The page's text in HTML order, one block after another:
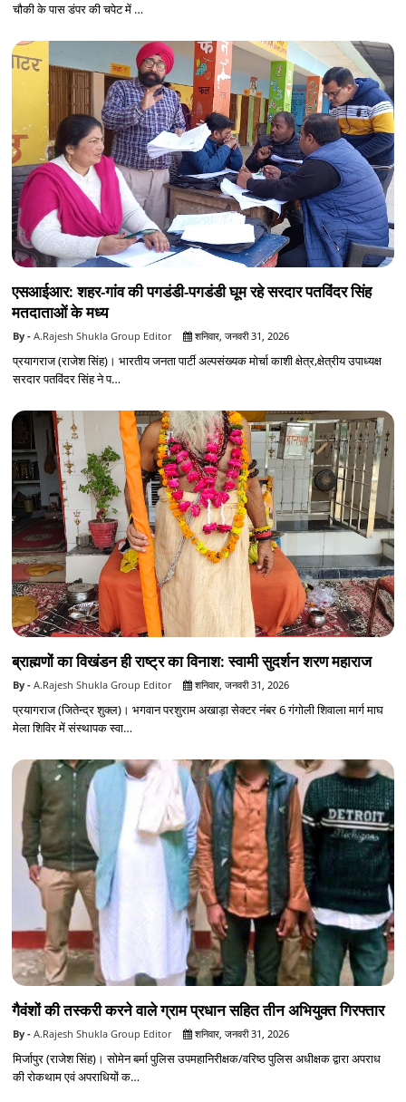
चौकी के पास डंपर की चपेट में …
एसआईआर: शहर-गांव की पगडंडी-पगडंडी घूम रहे सरदार पतविंदर सिंह
मतदाताओं के मध्य
A.Rajesh Shukla Group Editor शनिवार, जनवरी 31, 2026
प्रयागराज (राजेश सिंह)। भारतीय जनता पार्टी अल्पसंख्यक मोर्चा काशी क्षेत्र,क्षेत्रीय उपाध्यक्ष
सरदार पतविंदर सिंह ने प…
ब्राह्मणों का विखंडन ही राष्ट्र का विनाश: स्वामी सुदर्शन शरण महाराज
A.Rajesh Shukla Group Editor शनिवार, जनवरी 31, 2026
प्रयागराज (जितेन्द्र शुक्ल)। भगवान परशुराम अखाड़ा सेक्टर नंबर 6 गंगोली शिवाला मार्ग माघ
मेला शिविर में संस्थापक स्वा…
गैवंशों की तस्करी करने वाले ग्राम प्रधान सहित तीन अभियुक्त गिरफ्तार
A.Rajesh Shukla Group Editor शनिवार, जनवरी 31, 2026
मिर्जापुर (राजेश सिंह)। सोमेन बर्मा पुलिस उपमहानिरीक्षक/वरिष्ठ पुलिस अधीक्षक द्वारा अपराध
की रोकथाम एवं अपराधियों क…